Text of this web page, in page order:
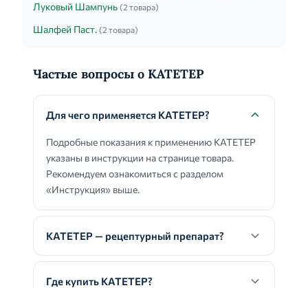
Луковый Шампунь (2 товара)
Шалфей Паст. (2 товара)
Частые вопросы о КАТЕТЕР
Для чего применяется КАТЕТЕР?
Подробные показания к применению КАТЕТЕР
указаны в инструкции на странице товара.
Рекомендуем ознакомиться с разделом
«Инструкция» выше.
КАТЕТЕР — рецептурный препарат?
Где купить КАТЕТЕР?